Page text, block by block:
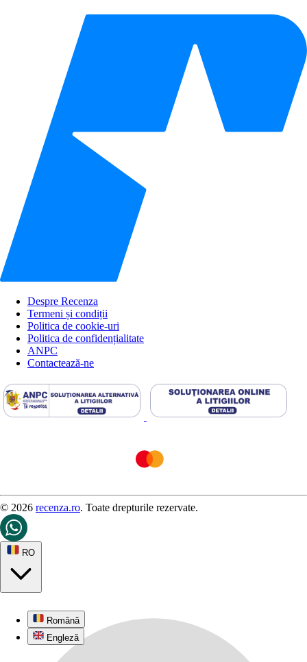
Despre Recenza
Termeni și condiții
Politica de cookie-uri
Politica de confidențialitate
ANPC
Contactează-ne
© 2026 recenza.ro. Toate drepturile rezervate.
RO
Română
Engleză